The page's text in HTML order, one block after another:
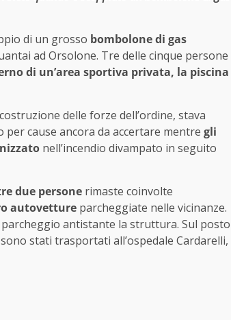
di un grosso bombolone di gas
ad Orsolone. Tre delle cinque persone
di un’area sportiva privata, la piscina
delle forze dell’ordine, stava
cause ancora da accertare mentre gli
nell’incendio divampato in seguito
due persone rimaste coinvolte
autovetture parcheggiate nelle vicinanze.
antistante la struttura. Sul posto
stati trasportati all’ospedale Cardarelli,